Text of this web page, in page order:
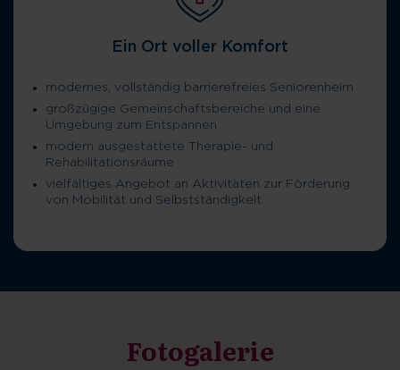
Ein Ort voller Komfort
modernes, vollständig barrierefreies Seniorenheim
großzügige Gemeinschaftsbereiche und eine
Umgebung zum Entspannen
modern ausgestattete Therapie- und
Rehabilitationsräume
vielfältiges Angebot an Aktivitäten zur Förderung
von Mobilität und Selbstständigkeit
Fotogalerie